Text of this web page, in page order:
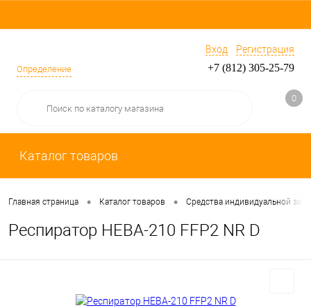
Определение
Вход Регистрация
+7 (812) 305-25-79
0
Каталог товаров
Главная страница • Каталог товаров • Средства индивидуальной
Респиратор НЕВА-210 FFP2 NR D